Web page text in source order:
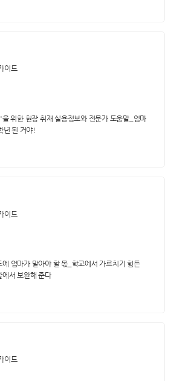
이드
위한 현장 취재 실용정보와 전문가 도움말_엄마
년 된 거야!
이드
에 엄마가 맡아야 할 몫_학교에서 가르치기 힘든
에서 보완해 준다
이드